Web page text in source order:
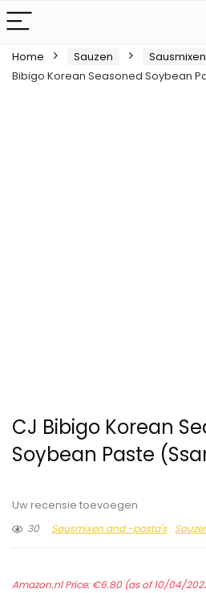
Home Sauzen
Bibigo Korean Seasoned Soybean
CJ Bibigo Korean
Soybean Paste
Uw recensie toevoegen
30
Sausmixen and -pasta's
Amazon.nl Price:€6.80(as of 10/04/